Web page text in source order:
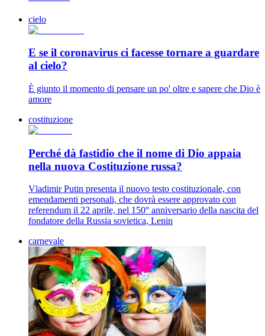
cielo
E se il coronavirus ci facesse tornare a guardare
al cielo?
È giunto il momento di pensare un po' oltre e sapere che Dio è
amore
costituzione
Perché dà fastidio che il nome di Dio appaia
nella nuova Costituzione russa?
Vladimir Putin presenta il nuovo testo costituzionale, con
emendamenti personali, che dovrà essere approvato con
referendum il 22 aprile, nel 150° anniversario della nascita del
fondatore della Russia sovietica, Lenin
carnevale